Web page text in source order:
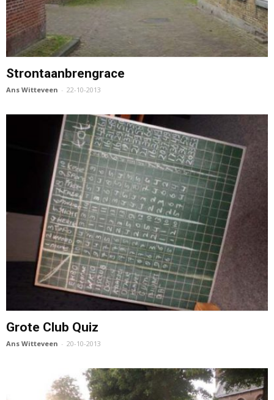
Strontaanbrengrace
Ans Witteveen - 22-10-2013
Grote Club Quiz
Ans Witteveen - 20-10-2013